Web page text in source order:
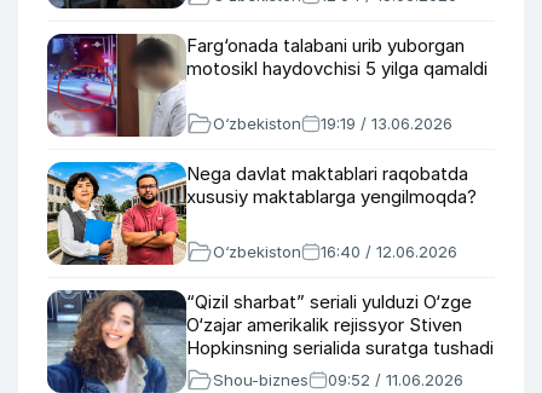
Farg‘onada talabani urib yuborgan
motosikl haydovchisi 5 yilga qamaldi
O‘zbekiston 19:19 / 13.06.2026
Nega davlat maktablari raqobatda
xususiy maktablarga yengilmoqda?
O‘zbekiston 16:40 / 12.06.2026
“Qizil sharbat” seriali yulduzi O‘zge
O‘zajar amerikalik rejissyor Stiven
Hopkinsning serialida suratga tushadi
Shou-biznes 09:52 / 11.06.2026